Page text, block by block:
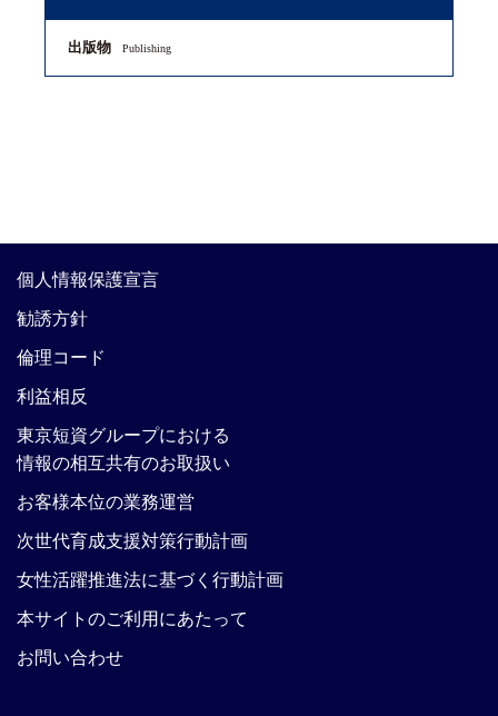
出版物 Publishing
個人情報保護宣言
勧誘方針
倫理コード
利益相反
東京短資グループにおける
情報の相互共有のお取扱い
お客様本位の業務運営
次世代育成支援対策行動計画
女性活躍推進法に基づく行動計画
本サイトのご利用にあたって
お問い合わせ